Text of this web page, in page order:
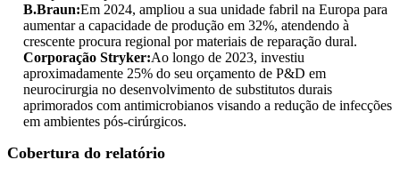
B.Braun:Em 2024, ampliou a sua unidade fabril na Europa para
aumentar a capacidade de produção em 32%, atendendo à
crescente procura regional por materiais de reparação dural.
Corporação Stryker:Ao longo de 2023, investiu
aproximadamente 25% do seu orçamento de P&D em
neurocirurgia no desenvolvimento de substitutos durais
aprimorados com antimicrobianos visando a redução de infecções
em ambientes pós-cirúrgicos.
Cobertura do relatório